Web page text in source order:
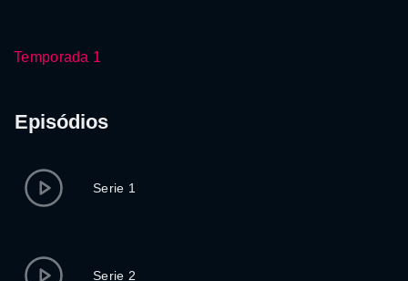
Temporada 1
Episódios
Serie 1
Serie 2